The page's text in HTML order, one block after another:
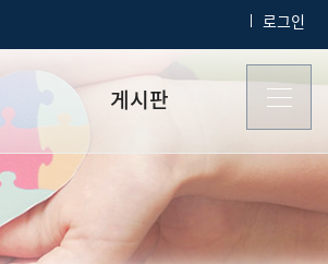
로그인
게시판
공지사항
자료실